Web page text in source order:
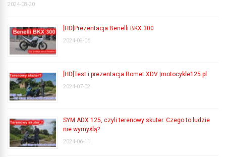
2024-08-20
[HD]Prezentacja Benelli BKX 300
2024-08-06
[HD]Test i prezentacja Romet XDV |motocykle125.pl
2024-07-02
SYM ADX 125, czyli terenowy skuter. Czego to ludzie
nie wymyślą?
2024-06-11